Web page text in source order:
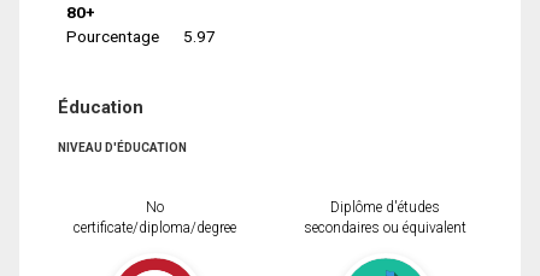
80+
Pourcentage
5.97
Éducation
NIVEAU D'ÉDUCATION
No
certificate/diploma/degree
Diplôme d'études
secondaires ou équivalent